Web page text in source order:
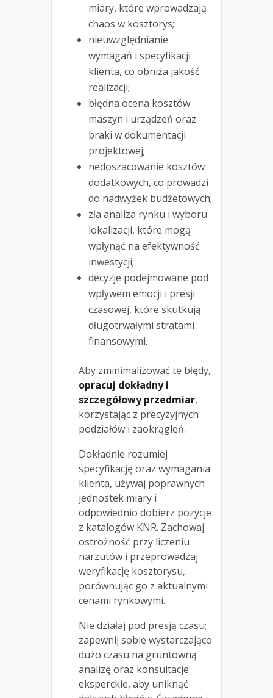
miary, które wprowadzają
chaos w kosztorys;
nieuwzględnianie
wymagań i specyfikacji
klienta, co obniża jakość
realizacji;
błędna ocena kosztów
maszyn i urządzeń oraz
braki w dokumentacji
projektowej;
nedoszacowanie kosztów
dodatkowych, co prowadzi
do nadwyżek budżetowych;
zła analiza rynku i wyboru
lokalizacji, które mogą
wpłynąć na efektywność
inwestycji;
decyzje podejmowane pod
wpływem emocji i presji
czasowej, które skutkują
długotrwałymi stratami
finansowymi.
Aby zminimalizować te błędy,
opracuj dokładny i
szczegółowy przedmiar,
korzystając z precyzyjnych
podziałów i zaokrągleń.
Dokładnie rozumiej
specyfikację oraz wymagania
klienta, używaj poprawnych
jednostek miary i
odpowiednio dobierz pozycje
z katalogów KNR. Zachowaj
ostrożność przy liczeniu
narzutów i przeprowadzaj
weryfikację kosztorysu,
porównując go z aktualnymi
cenami rynkowymi.
Nie działaj pod presją czasu;
zapewnij sobie wystarczająco
dużo czasu na gruntowną
analizę oraz konsultacje
eksperckie, aby uniknąć